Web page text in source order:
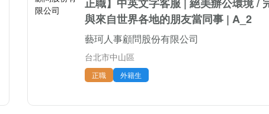
與來自世界各地的朋友當同事 | A_2
藝珂人事顧問股份有限公司
台北市中山區
正職 外籍生